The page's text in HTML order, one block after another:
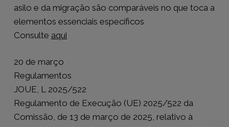
asilo e da migração são comparáveis no que toca a
elementos essenciais específicos
Consulte aqui
20 de março
Regulamentos
JOUE, L 2025/522
Regulamento de Execução (UE) 2025/522 da
Comissão, de 13 de março de 2025, relativo à